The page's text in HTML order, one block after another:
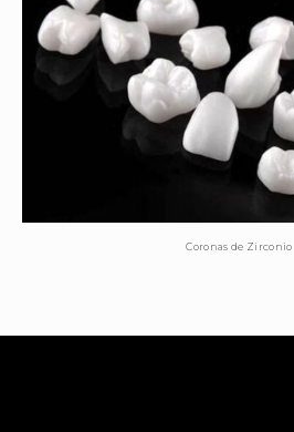
Coronas de Zirconio